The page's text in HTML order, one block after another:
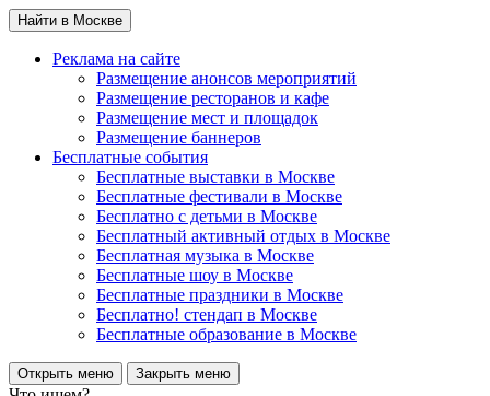
Найти в Москве
Реклама на сайте
Размещение анонсов мероприятий
Размещение ресторанов и кафе
Размещение мест и площадок
Размещение баннеров
Бесплатные события
Бесплатные выставки в Москве
Бесплатные фестивали в Москве
Бесплатно с детьми в Москве
Бесплатный активный отдых в Москве
Бесплатная музыка в Москве
Бесплатные шоу в Москве
Бесплатные праздники в Москве
Бесплатно! стендап в Москве
Бесплатные образование в Москве
Открыть меню Закрыть меню